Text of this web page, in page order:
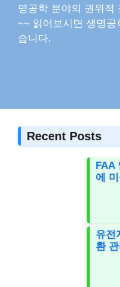
명공학 분야의 권위적
~~ 읽어보시면 생명
습니다.
Recent Posts
FAA
에
유전
환